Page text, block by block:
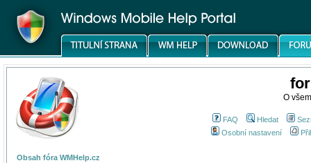
O
FAQ Hledat
Osobní nastavení
Obsah fóra WMHelp.cz